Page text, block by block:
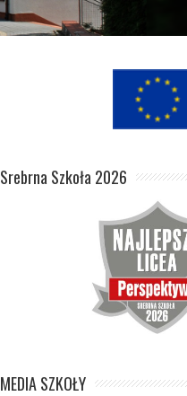
Srebrna Szkoła 2026
MEDIA SZKOŁY